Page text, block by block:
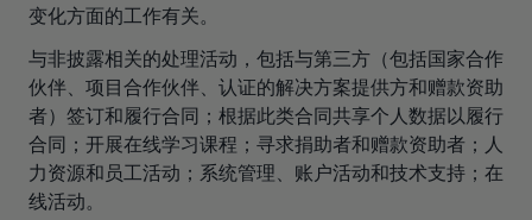
变化方面的工作有关。
与非披露相关的处理活动，包括与第三方（包括国家合作
伙伴、项目合作伙伴、认证的解决方案提供方和赠款资助
者）签订和履行合同；根据此类合同共享个人数据以履行
合同；开展在线学习课程；寻求捐助者和赠款资助者；人
力资源和员工活动；系统管理、账户活动和技术支持；在
线活动。